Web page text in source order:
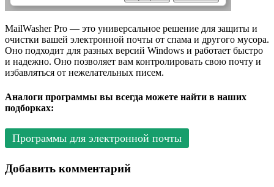
MailWasher Pro — это универсальное решение для защиты и
очистки вашей электронной почты от спама и другого мусора.
Оно подходит для разных версий Windows и работает быстро
и надежно. Оно позволяет вам контролировать свою почту и
избавляться от нежелательных писем.
Аналоги программы вы всегда можете найти в наших
подборках:
Программы для электронной почты
Добавить комментарий